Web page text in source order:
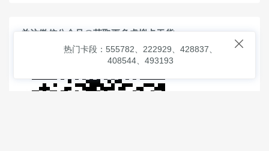
关注微信公众号@获取更多虚拟卡干货

热门卡段：555782、222929、428837、
408544、493193